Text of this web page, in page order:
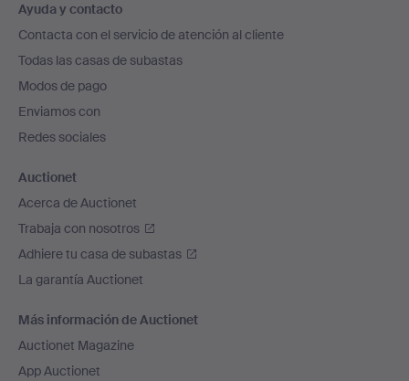
en
el
pie
de
página
Ayuda y contacto
Contacta con el servicio de atención al cliente
Todas las casas de subastas
Modos de pago
Enviamos con
Redes sociales
Auctionet
Acerca de Auctionet
Trabaja con nosotros
Adhiere tu casa de subastas
La garantía Auctionet
Más información de Auctionet
Auctionet Magazine
App Auctionet